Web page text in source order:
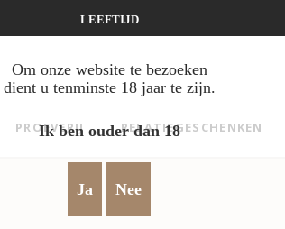
PROEVERIJ RELATIEGESCHENKEN
LEEFTIJD
Om onze website te bezoeken
dient u tenminste 18 jaar te zijn.
Ik ben ouder dan 18
Ja Nee